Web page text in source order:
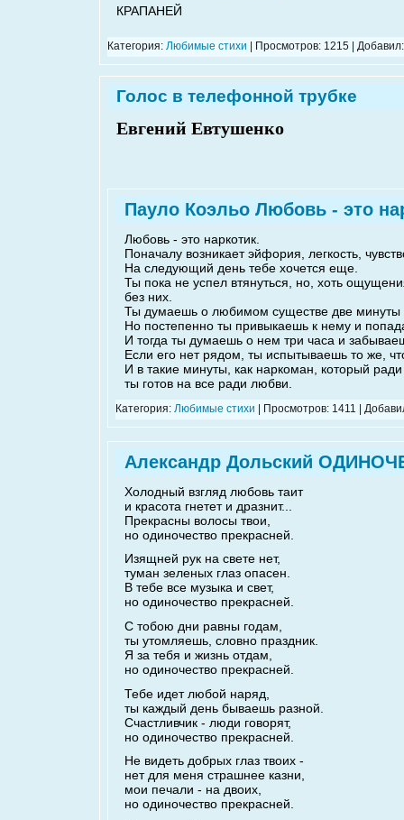
КРАПАНЕЙ
Категория: Любимые стихи | Просмотров: 1215 |
Голос в телефонной трубке
Евгений Евтушенко
Пауло Коэльо Любовь - это
Любовь - это наркотик.
Поначалу возникает эйфория, легкость,
На следующий день тебе хочется еще.
Ты пока не успел втянуться, но, хоть
без них.
Ты думаешь о любимом существе две минуты
Но постепенно ты привыкаешь к нему и
И тогда ты думаешь о нем три часа и
Если его нет рядом, ты испытываешь то же,
И в такие минуты, как наркоман, который
ты готов на все ради любви.
Категория: Любимые стихи | Просмотров: 1411 |
Александр Дольский
Холодный взгляд любовь таит
и красота гнетет и дразнит...
Прекрасны волосы твои,
но одиночество прекрасней.
Изящней рук на свете нет,
туман зеленых глаз опасен.
В тебе все музыка и свет,
но одиночество прекрасней.
С тобою дни равны годам,
ты утомляешь, словно праздник.
Я за тебя и жизнь отдам,
но одиночество прекрасней.
Тебе идет любой наряд,
ты каждый день бываешь разной.
Счастливчик - люди говорят,
но одиночество прекрасней.
Не видеть добрых глаз твоих -
нет для меня страшнее казни,
мои печали - на двоих,
но одиночество прекрасней.